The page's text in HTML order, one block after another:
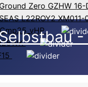
Ground Zero GZHW 16-
L22ROY2
-